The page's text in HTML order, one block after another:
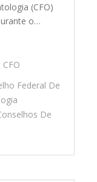
(CFO)
o…
Federal De
De